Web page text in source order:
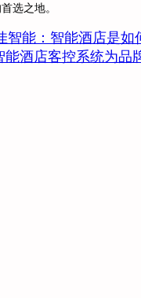
选之地。
智能：智能酒店是如
能酒店客控系统为品